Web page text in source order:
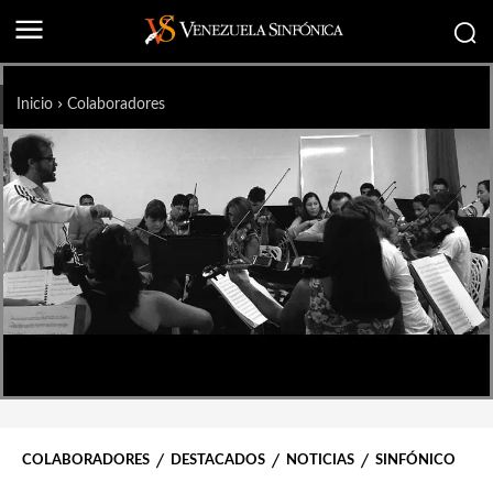
Inicio Colaboradores
COLABORADORES DESTACADOS NOTICIAS SINFÓNICO